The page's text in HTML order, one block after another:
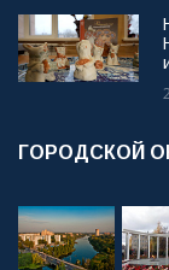
ГОРОДСКОЙ